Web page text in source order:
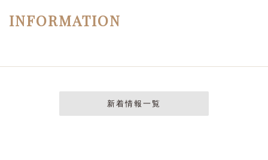
INFORMATION
新着情報一覧